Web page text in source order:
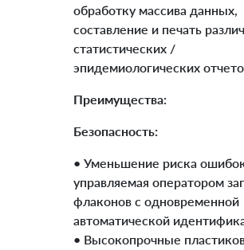
обработку массива данных,
составление и печать
статистических /
эпидемиологических
Преимущества:
Безопасность:
• Уменьшение риска
управляемая оператором
флаконов с одновременной
автоматической
• Высокопрочные